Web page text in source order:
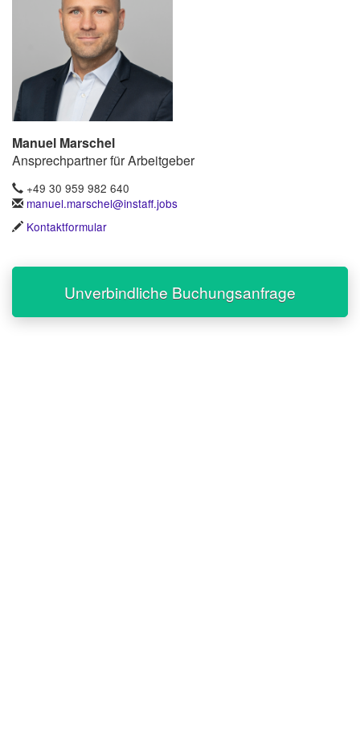
Manuel Marschel
Ansprechpartner für Arbeitgeber
+49 30 959 982 640
manuel.marschel@instaff.jobs
Kontaktformular
Unverbindliche Buchungsanfrage